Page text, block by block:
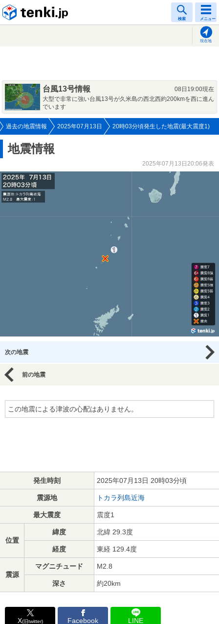
検索 メニュー
現在地
台風13号情報
08日19:00現在
大型で非常に強い台風13号が久米島の西北西約200kmを西に進ん
でいます
過去の地震情報 2025年07月13日 20時03分頃発生した地震(最大震度1)
地震情報
2025年07月13日20:06発表
次の地震
前の地震
この地震による津波の心配はありません。
発生時刻 2025年07月13日 20時03分頃
震源地 トカラ列島近海
最大震度 震度1
位置
緯度 北緯 29.3度
経度 東経 129.4度
震源
マグニチュード M2.8
深さ 約20km
X(旧twitter) Facebook LINE